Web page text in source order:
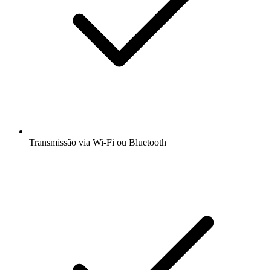
Transmissão via Wi-Fi ou Bluetooth